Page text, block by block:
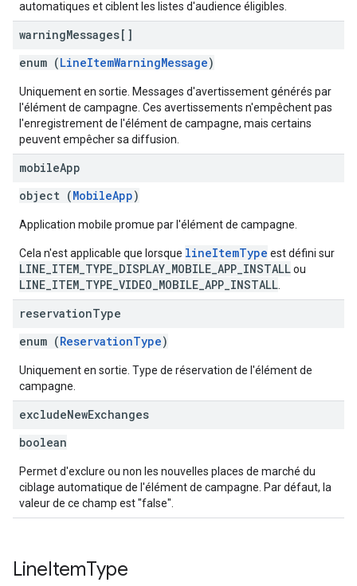
automatiques et ciblent les listes d'audience éligibles.
warningMessages[]
enum (LineItemWarningMessage)
Uniquement en sortie. Messages d'avertissement générés par
l'élément de campagne. Ces avertissements n'empêchent pas
l'enregistrement de l'élément de campagne, mais certains
peuvent empêcher sa diffusion.
mobileApp
object (MobileApp)
Application mobile promue par l'élément de campagne.
Cela n'est applicable que lorsque lineItemType est défini sur
LINE_ITEM_TYPE_DISPLAY_MOBILE_APP_INSTALLou
LINE_ITEM_TYPE_VIDEO_MOBILE_APP_INSTALL
reservationType
enum (ReservationType)
Uniquement en sortie. Type de réservation de l'élément de
campagne.
excludeNewExchanges
boolean
Permet d'exclure ou non les nouvelles places de marché du
ciblage automatique de l'élément de campagne. Par défaut, la
valeur de ce champ est "false".
LineItemType